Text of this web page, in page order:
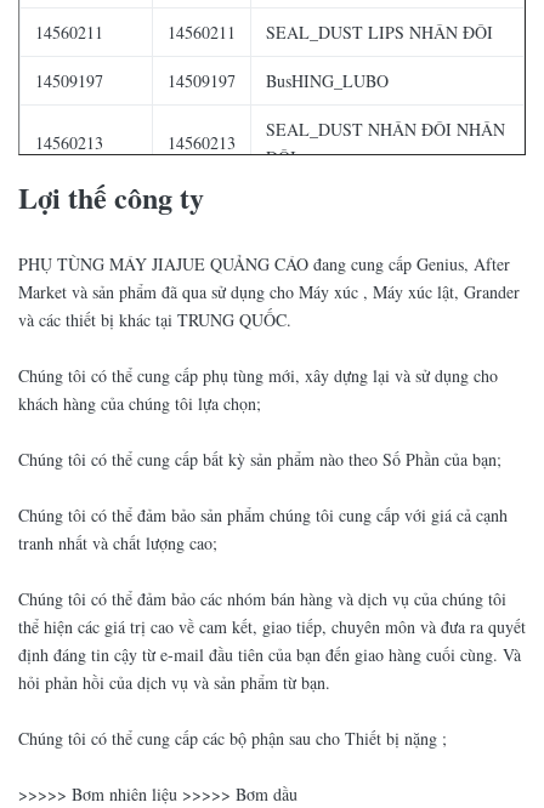
14560211 14560211 SEAL_DUST LIPS NHÂN ĐÔI
14509197 14509197 BusHING_LUBO
14560213 14560213
SEAL_DUST NHÂN ĐÔI NHÂN
ĐÔI
14571194 14571194
14570425 14570425 Xe buýt_
14880987 14880987 XE TẢI
14880985 14880985
14560206 14560206
SEAL_DUST NHÂN ĐÔI NHÂN
ĐÔI
9624-11821 14517940 XE TẢI
Lợi thế công ty
PHỤ TÙNG MÁY JIAJUE QUẢNG CÁO đang cung cấp Genius, After
Market và sản phẩm đã qua sử dụng cho Máy xúc , Máy xúc lật, Grander
và các thiết bị khác tại TRUNG QUỐC.
Chúng tôi có thể cung cấp phụ tùng mới, xây dựng lại và sử dụng cho
khách hàng của chúng tôi lựa chọn;
Chúng tôi có thể cung cấp bất kỳ sản phẩm nào theo Số Phần của bạn;
Chúng tôi có thể đảm bảo sản phẩm chúng tôi cung cấp với giá cả cạnh
tranh nhất và chất lượng cao;
Chúng tôi có thể đảm bảo các nhóm bán hàng và dịch vụ của chúng tôi
thể hiện các giá trị cao về cam kết, giao tiếp, chuyên môn và đưa ra quyết
định đáng tin cậy từ e-mail đầu tiên của bạn đến giao hàng cuối cùng. Và
hỏi phản hồi của dịch vụ và sản phẩm từ bạn.
Chúng tôi có thể cung cấp các bộ phận sau cho Thiết bị nặng ;
>>>>> Bơm nhiên liệu >>>>> Bơm dầu